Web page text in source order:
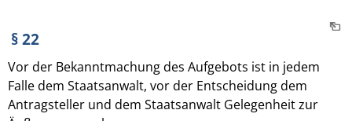
§ 22
Vor der Bekanntmachung des Aufgebots ist in jedem
Falle dem Staatsanwalt, vor der Entscheidung dem
Antragsteller und dem Staatsanwalt Gelegenheit zur